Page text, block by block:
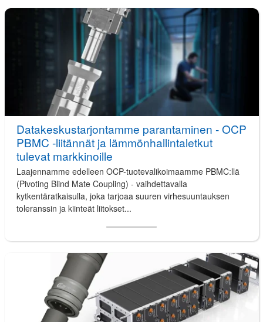
Datakeskustarjontamme parantaminen - OCP
PBMC -liitännät ja lämmönhallintaletkut
tulevat markkinoille
Laajennamme edelleen OCP-tuotevalikoimaamme PBMC:llä
(Pivoting Blind Mate Coupling) - vaihdettavalla
kytkentäratkaisulla, joka tarjoaa suuren virhesuuntauksen
toleranssin ja kiinteät liitokset...